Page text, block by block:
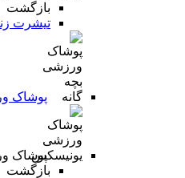
بازگشت
تیشرت
پوشاک
پوشاک
بازگشت